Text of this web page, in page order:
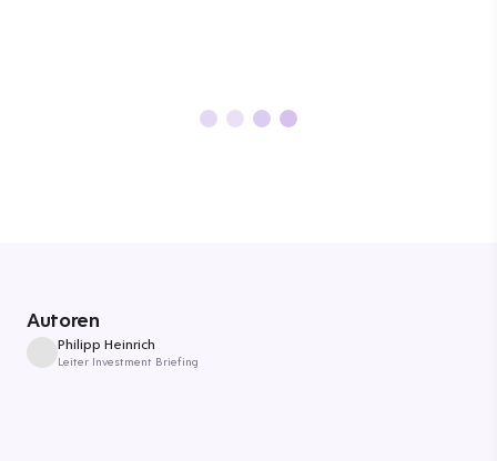
Autoren
Philipp Heinrich
Leiter Investment Briefing